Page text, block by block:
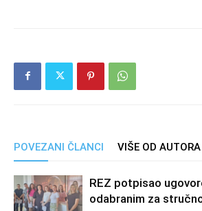
POVEZANI ČLANCI VIŠE OD AUTORA
REZ potpisao
odabranim za